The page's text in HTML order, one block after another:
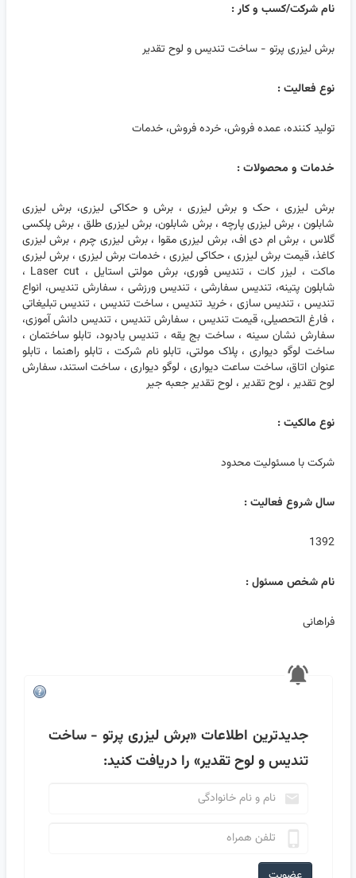
نام شرکت/کسب و کار :
برش لیزری پرتو - ساخت تندیس و لوح تقدیر
نوع فعالیت :
تولید کننده، عمده فروش، خرده فروش، خدمات
خدمات و محصولات :
برش لیزری ، حک و برش لیزری ، برش و حکاکی لیزری، برش لیزری
شابلون ، برش لیزری پارچه ، برش شابلون، برش لیزری طلق ، برش پلکسی
گلاس ، برش ام دی اف، برش لیزری مقوا ، برش لیزری چرم ، برش لیزری
کاغذ، قیمت برش لیزری ، حکاکی لیزری ، خدمات برش لیزری ، برش لیزری
ماکت ، لیزر کات ، تندیس فوری، برش مولتی استایل ، Laser cut ،
شابلون پتینه، تندیس سفارشی ، تندیس ورزشی ، سفارش تندیس، انواع
تندیس ، تندیس سازی ، خرید تندیس ، ساخت تندیس ، تندیس تبلیغاتی
، فارغ التحصیلی، قیمت تندیس ، سفارش تندیس ، تندیس دانش آموزی،
سفارش نشان سینه ، ساخت بج یقه ، تندیس یادبود، تابلو ساختمان ،
ساخت لوگو دیواری ، پلاک مولتی، تابلو نام شرکت ، تابلو راهنما ، تابلو
عنوان اتاق، ساخت ساعت دیواری ، لوگو دیواری ، ساخت استند، سفارش
لوح تقدیر ، لوح تقدیر ، لوح تقدیر جعبه جیر
نوع مالکیت :
شرکت با مسئولیت محدود
سال شروع فعالیت :
1392
نام شخص مسئول :
فراهانی
جدیدترین اطلاعات«برش لیزری پرتو - ساخت
تندیس و لوح تقدیر» را دریافت کنید: